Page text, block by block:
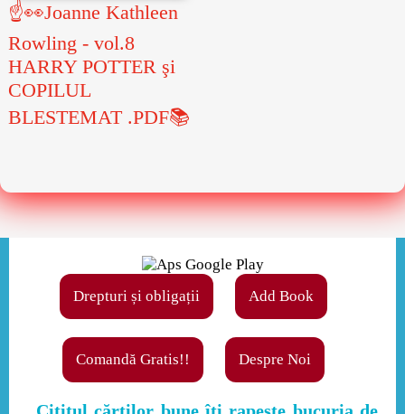
☝👀Joanne Kathleen
Rowling - vol.8
HARRY POTTER şi
COPILUL
BLESTEMAT .PDF📚
Drepturi și obligații Add Book
Comandă Gratis!! Despre Noi